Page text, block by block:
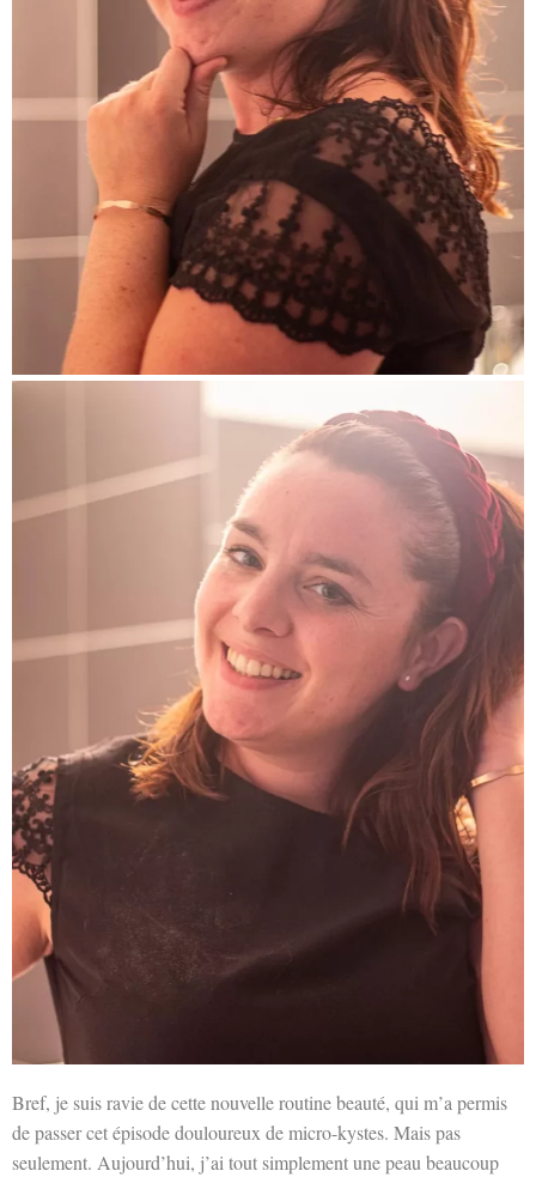
Bref, je suis ravie de cette nouvelle routine beauté, qui m’a permis
de passer cet épisode douloureux de micro-kystes. Mais pas
seulement. Aujourd’hui, j’ai tout simplement une peau beaucoup